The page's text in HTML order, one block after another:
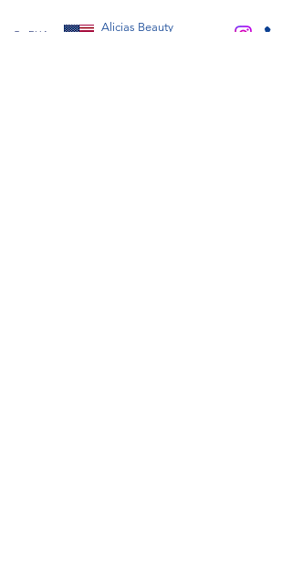
Os EUA
Alicias Beauty